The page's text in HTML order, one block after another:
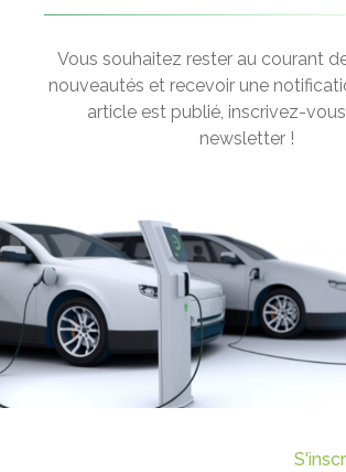
CONSTRUCTEURS
IMPORTATEURS
Vous souhaitez rester au courant
nouveautés et recevoir une
article est publié, inscrivez-
newsletter !